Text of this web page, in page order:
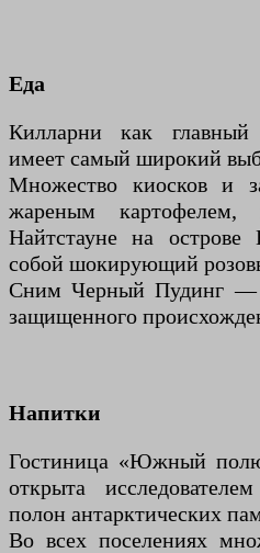
Еда
Килларни как главный
имеет самый широкий
Множество киосков и
жареным
Найтстауне на острове
собой шокирующий
Сним Черный Пудинг —
защищенного
Напитки
Гостиница «Южный
открыта
полон антарктических
Во всех поселениях